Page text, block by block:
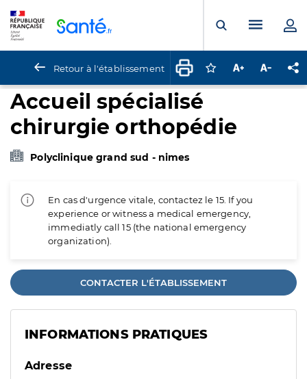
Ouvrir laMenu
Retour à l'établissement Connectez-vous
Augmenter la
Accueil spécialisé
chirurgie orthopédie
Polyclinique grand sud - nimes
En cas d'urgence vitale, contactez le 15. If you
experience or witness a medical emergency,
immediatly call 15 (the national emergency
organization).
CONTACTER L'ÉTABLISSEMENT
INFORMATIONS PRATIQUES
Adresse